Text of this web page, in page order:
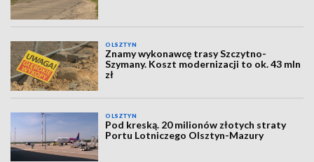
OLSZTYN
Znamy wykonawcę trasy Szczytno-
Szymany. Koszt modernizacji to ok. 43 mln
zł
OLSZTYN
Pod kreską. 20 milionów złotych straty
Portu Lotniczego Olsztyn-Mazury